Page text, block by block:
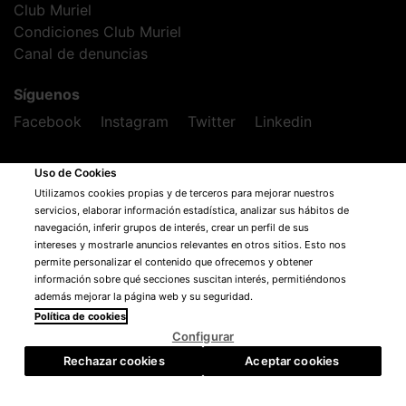
AÑADIR AL CARRITO
Club Muriel
Condiciones Club Muriel
Canal de denuncias
Síguenos
Facebook
Instagram Twitter Linkedin
Cofinanciados por la Dirección de Calidad e Industrias
Alimentarias del Gobierno Vasco
Uso de Cookies
Utilizamos cookies propias y de terceros para mejorar nuestros
servicios, elaborar información estadística, analizar sus hábitos de
navegación, inferir grupos de interés, crear un perfil de sus
intereses y mostrarle anuncios relevantes en otros sitios. Esto nos
permite personalizar el contenido que ofrecemos y obtener
información sobre qué secciones suscitan interés, permitiéndonos
además mejorar la página web y su seguridad.
Política de cookies
Configurar
Rechazar cookies
Aceptar cookies